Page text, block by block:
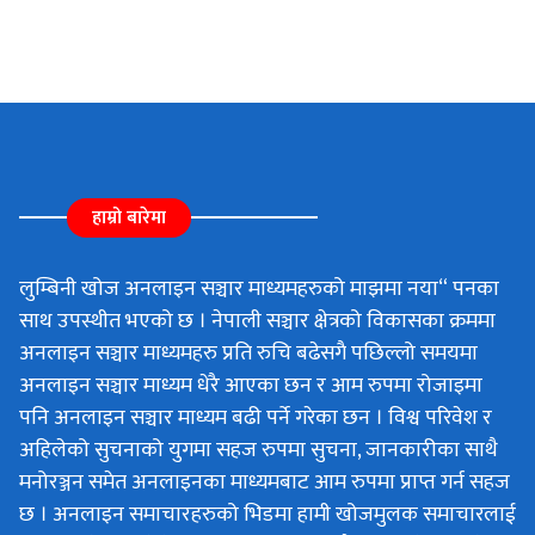
हाम्रो बारेमा
लुम्बिनी खोज अनलाइन सञ्चार माध्यमहरुको माझमा नया“ पनका
साथ उपस्थीत भएको छ । नेपाली सञ्चार क्षेत्रको विकासका क्रममा
अनलाइन सञ्चार माध्यमहरु प्रति रुचि बढेसगै पछिल्लो समयमा
अनलाइन सञ्चार माध्यम धेरै आएका छन र आम रुपमा रोजाइमा
पनि अनलाइन सञ्चार माध्यम बढी पर्ने गरेका छन । विश्व परिवेश र
अहिलेको सुचनाको युगमा सहज रुपमा सुचना, जानकारीका साथै
मनोरञ्जन समेत अनलाइनका माध्यमबाट आम रुपमा प्राप्त गर्न सहज
छ । अनलाइन समाचारहरुको भिडमा हामी खोजमुलक समाचारलाई